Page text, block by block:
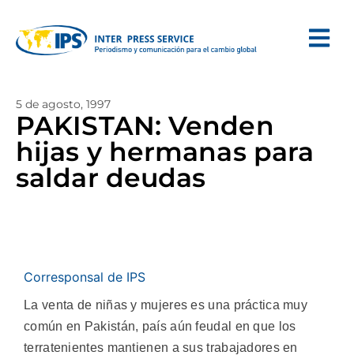
5 de agosto, 1997
PAKISTAN: Venden
hijas y hermanas para
saldar deudas
Corresponsal de IPS
La venta de niñas y mujeres es una práctica muy
común en Pakistán, país aún feudal en que los
terratenientes mantienen a sus trabajadores en